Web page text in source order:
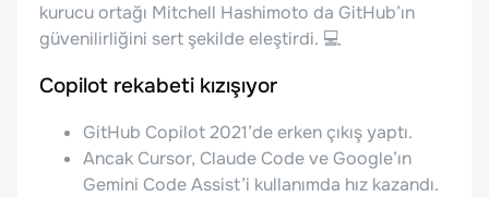
kurucu ortağı Mitchell Hashimoto da GitHub’ın
güvenilirliğini sert şekilde eleştirdi. 💻
Copilot rekabeti kızışıyor
GitHub Copilot 2021’de erken çıkış yaptı.
Ancak Cursor, Claude Code ve Google’ın
Gemini Code Assist’i kullanımda hız kazandı.